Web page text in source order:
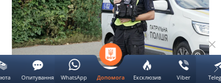
Патрульний поліцейський. Фото ілюстративне: Нацполіція
Допомога Ексклюзив Viber
Опитування WhatsApp